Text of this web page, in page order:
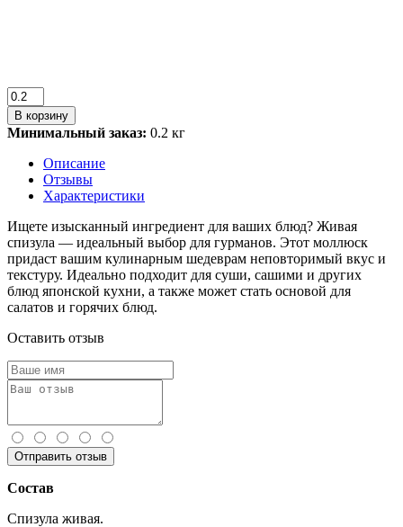
В корзину
Минимальный заказ: 0.2 кг
Описание
Отзывы
Характеристики
Ищете изысканный ингредиент для ваших блюд? Живая
спизула — идеальный выбор для гурманов. Этот моллюск
придаст вашим кулинарным шедеврам неповторимый вкус и
текстуру. Идеально подходит для суши, сашими и других
блюд японской кухни, а также может стать основой для
салатов и горячих блюд.
Оставить отзыв
Отправить отзыв
Состав
Спизула живая.